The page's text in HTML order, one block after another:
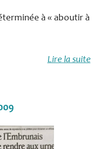
à « aboutir à
Lire la suite